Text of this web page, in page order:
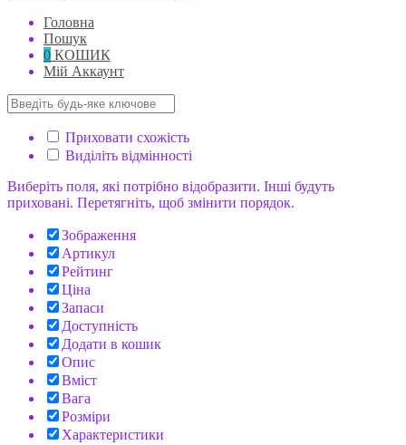
Головна
Пошук
0 КОШИК
Мій Аккаунт
Приховати схожість
Виділіть відмінності
Виберіть поля, які потрібно відобразити. Інші будуть
приховані. Перетягніть, щоб змінити порядок.
Зображення
Артикул
Рейтинг
Ціна
Запаси
Доступність
Додати в кошик
Опис
Вміст
Вага
Розміри
Характеристики